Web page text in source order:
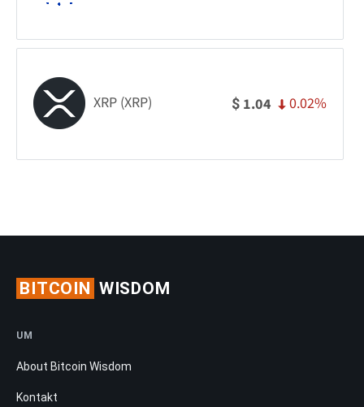
XRP (XRP) $ 1.04 0.02%
BITCOIN WISDOM
UM
About Bitcoin Wisdom
Kontakt